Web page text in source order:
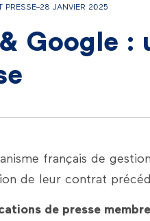
PRESSE 28 JANVIER 2025
Google :
français de
de leur contrat
de presse